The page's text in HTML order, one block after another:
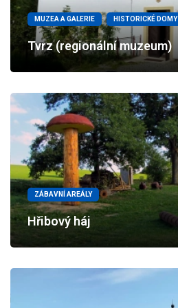
MUZEA A GALERIE HISTORICKÉ DOMY
Tvrz (regionální muzeum)
ZÁBAVNÍ AREÁLY
Hřibový háj